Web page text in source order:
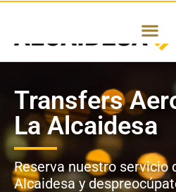
Transfers
La Alcaidesa
Reserva nuestro servicio
Alcaidesa y